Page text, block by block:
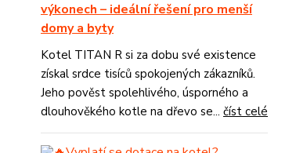
výkonech – ideální řešení pro menší
domy a byty
Kotel TITAN R si za dobu své existence
získal srdce tisíců spokojených zákazníků.
Jeho pověst spolehlivého, úsporného a
dlouhověkého kotle na dřevo se... číst celé